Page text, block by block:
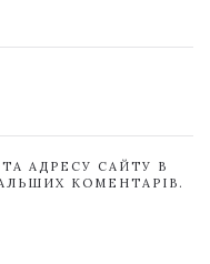
АДРЕСУ САЙТУ В
КОМЕНТАРІВ.